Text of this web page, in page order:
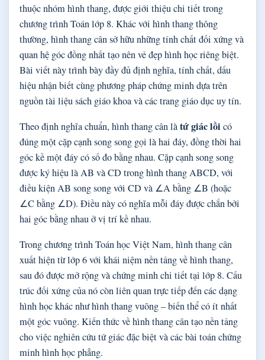
thuộc nhóm hình thang, được giới thiệu chi tiết trong
chương trình Toán lớp 8. Khác với hình thang thông
thường, hình thang cân sở hữu những tính chất đối xứng và
quan hệ góc đồng nhất tạo nên vẻ đẹp hình học riêng biệt.
Bài viết này trình bày đầy đủ định nghĩa, tính chất, dấu
hiệu nhận biết cùng phương pháp chứng minh dựa trên
nguồn tài liệu sách giáo khoa và các trang giáo dục uy tín.
Theo định nghĩa chuẩn, hình thang cân làtứ giác lồi có
đúng một cặp cạnh song song gọi là hai đáy, đồng thời hai
góc kề một đáy có số đo bằng nhau. Cặp cạnh song song
được ký hiệu là AB và CD trong hình thang ABCD, với
điều kiện AB song song với CD và ∠A bằng ∠B (hoặc
∠C bằng ∠D). Điều này có nghĩa mỗi đáy được chắn bởi
hai góc bằng nhau ở vị trí kề nhau.
Trong chương trình Toán học Việt Nam, hình thang cân
xuất hiện từ lớp 6 với khái niệm nền tảng về hình thang,
sau đó được mở rộng và chứng minh chi tiết tại lớp 8. Cấu
trúc đối xứng của nó còn liên quan trực tiếp đến các dạng
hình học khác như hình thang vuông – biến thể có ít nhất
một góc vuông. Kiến thức về hình thang cân tạo nền tảng
cho việc nghiên cứu tứ giác đặc biệt và các bài toán chứng
minh hình học phẳng.